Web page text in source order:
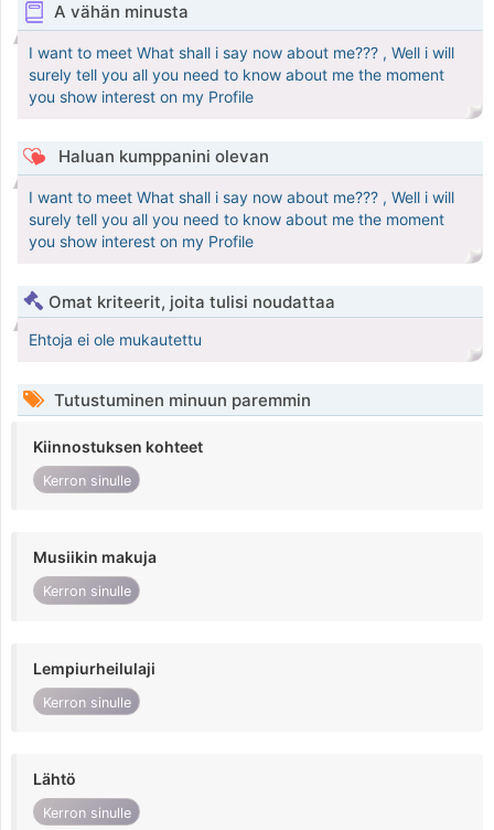
A vähän minusta
I want to meet What shall i say now about me??? , Well i will
surely tell you all you need to know about me the moment
you show interest on my Profile
Haluan kumppanini olevan
I want to meet What shall i say now about me??? , Well i will
surely tell you all you need to know about me the moment
you show interest on my Profile
Omat kriteerit, joita tulisi noudattaa
Ehtoja ei ole mukautettu
Tutustuminen minuun paremmin
Kiinnostuksen kohteet
Kerron sinulle
Musiikin makuja
Kerron sinulle
Lempiurheilulaji
Kerron sinulle
Lähtö
Kerron sinulle